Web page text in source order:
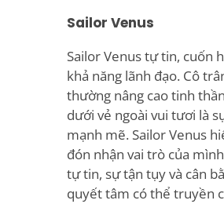
Sailor Venus
Sailor Venus tự tin, cuốn
khả năng lãnh đạo. Cô
thường nâng cao tinh
dưới vẻ ngoài vui tươi là
mạnh mẽ. Sailor Venus
đón nhận vai trò của
tự tin, sự tận tụy và cân
quyết tâm có thể truyền